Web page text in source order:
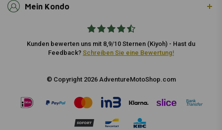
Mein Kondo
Kunden bewerten uns mit 8,9/10 Sternen (Kiyoh) - Hast du
Feedback? Schreiben Sie eine Bewertung!
© Copyright 2026 AdventureMotoShop.com